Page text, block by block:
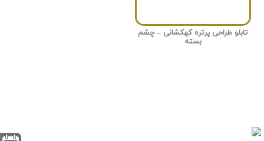
تابلو طراحی پرتره کهکشانی – چشم
بسته